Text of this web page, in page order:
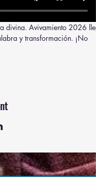
divina. Avivamiento 2026
y transformación. ¡No